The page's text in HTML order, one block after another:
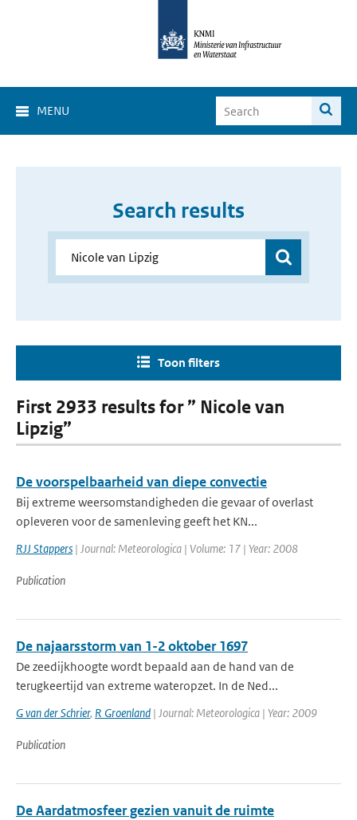
MENU
Search results
Toon filters
First 2933 results for ” Nicole van
Lipzig”
De voorspelbaarheid van diepe convectie
Bij extreme weersomstandigheden die gevaar of overlast
opleveren voor de samenleving geeft het KN...
RJJ Stappers | Journal: Meteorologica | Volume: 17 | Year: 2008
Publication
De najaarsstorm van 1-2 oktober 1697
De zeedijkhoogte wordt bepaald aan de hand van de
terugkeertijd van extreme wateropzet. In de Ned...
G van der Schrier, R Groenland | Journal: Meteorologica | Year: 2009
Publication
De Aardatmosfeer gezien vanuit de ruimte